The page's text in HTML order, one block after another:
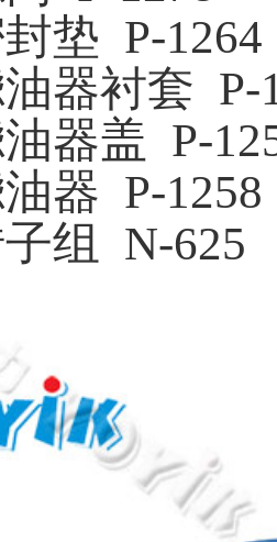
垫 P-1264
器衬套 P-
器盖 P-
器 P-1258
组
N-625